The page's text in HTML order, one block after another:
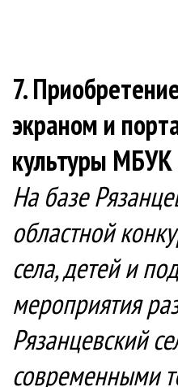
7.
экраном и
культуры
На базе
областной
села, детей и
мероприятия
Рязанцевский
современными